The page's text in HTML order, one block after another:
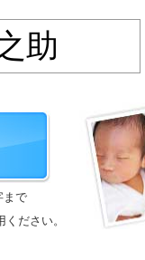
まで
ださい。